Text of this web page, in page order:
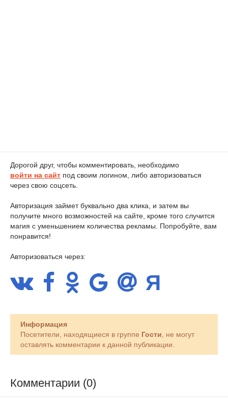
Дорогой друг, чтобы комментировать, необходимо
войти на сайт под своим логином, либо авторизоваться
через свою соцсеть.
Авторизация займет буквально два клика, и затем вы
получите много возможностей на сайте, кроме того случится
магия с уменьшением количества рекламы. Попробуйте, вам
понравится!
Авторизоваться через:
Информация
Посетители, находящиеся в группе Гости , не могут
оставлять комментарии к данной публикации.
Комментарии (0)